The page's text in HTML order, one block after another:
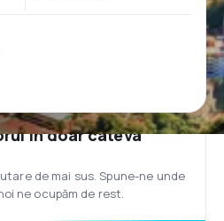
în doar câteva
de mai sus. Spune-ne unde
ne ocupăm de rest.